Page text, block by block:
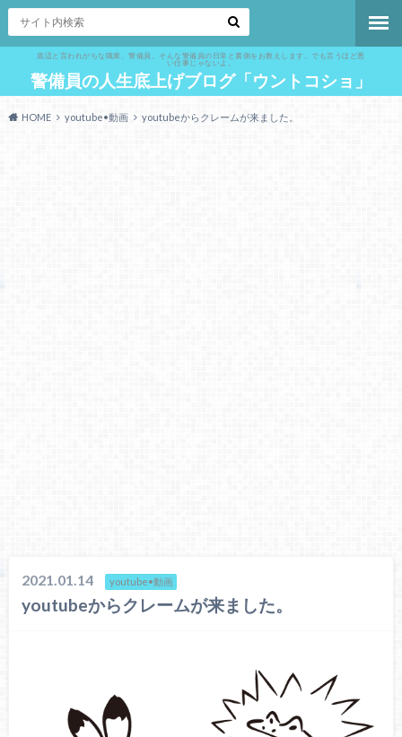
底辺と言われがちな職業、警備員。そんな警備員の日常と裏側をお教えします。でも言うほど悪
い仕事じゃないよ。
警備員の人生底上げブログ「ウントコショ」
HOME youtube•動画 youtubeからクレームが来ました。
2021.01.14 youtube•動画
youtubeからクレームが来ました。